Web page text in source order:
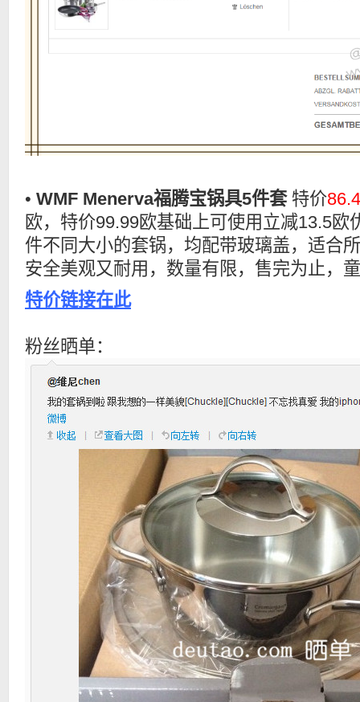
• WMF Menerva福腾宝锅具5件套特价
欧，特价99.99欧基础上可使用立减13.5欧
件不同大小的套锅，均配带玻璃盖，适合
安全美观又耐用，数量有限，售完为止，
特价链接在此
粉丝晒单：